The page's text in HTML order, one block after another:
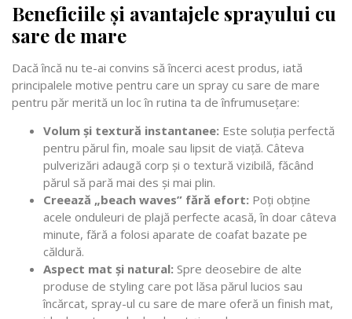
Beneficiile și avantajele sprayului cu
sare de mare
Dacă încă nu te-ai convins să încerci acest produs, iată
principalele motive pentru care un spray cu sare de mare
pentru păr merită un loc în rutina ta de înfrumusețare:
Volum și textură instantanee: Este soluția perfectă
pentru părul fin, moale sau lipsit de viață. Câteva
pulverizări adaugă corp și o textură vizibilă, făcând
părul să pară mai des și mai plin.
Creează „beach waves” fără efort: Poți obține
acele onduleuri de plajă perfecte acasă, în doar câteva
minute, fără a folosi aparate de coafat bazate pe
căldură.
Aspect mat și natural: Spre deosebire de alte
produse de styling care pot lăsa părul lucios sau
încărcat, spray-ul cu sare de mare oferă un finish mat,